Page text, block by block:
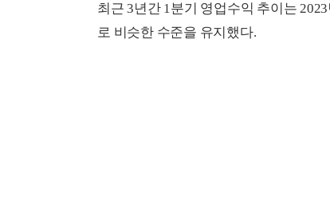
최근 3년간 1분기 영업수익 추이는
로 비슷한 수준을 유지했다.